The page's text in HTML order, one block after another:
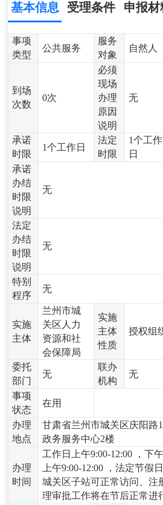
基本信息 受理条件 申报材
事项
类型
公共服务
服务
对象
自然人
到场
次数
0次
必须
现场
办理
原因
说明
无
承诺
时限
1个工作日
法定
时限
1个工作
日
承诺
办结
时限
说明
无
法定
办结
时限
说明
无
特别
程序
无
实施
主体
兰州市城
关区人力
资源和社
会保障局
实施
主体
性质
授权组
委托
部门
无
联办
机构
无
事项
状态
在用
办理
地点
甘肃省兰州市城关区庆阳路
政务服务中心2楼
办理
时间
工作日上午9:00-12:00 ，下
上午9:00-12:00 ，法定节假
城关区子站可正常访问、注
理审批工作将在节后正常进